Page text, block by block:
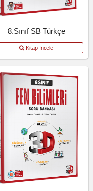
8.Sınıf SB Türkçe
Kitap İncele